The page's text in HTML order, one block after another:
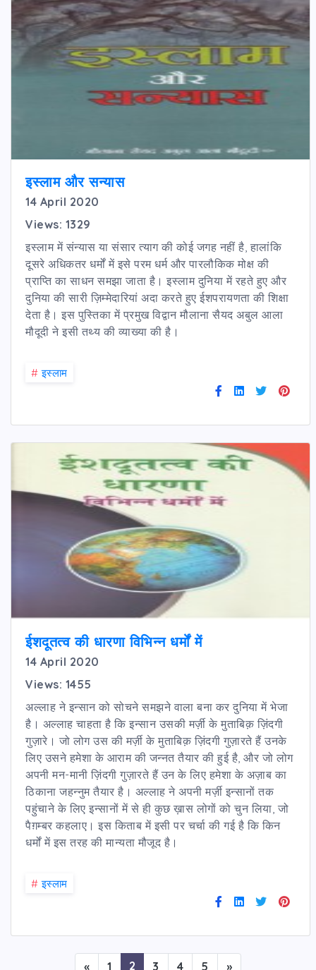
इस्लाम और सन्यास
14 April 2020
Views: 1329
इस्लाम में संन्यास या संसार त्याग की कोई जगह नहीं है, हालांकि
दूसरे अधिकतर धर्मों में इसे परम धर्म और पारलौकिक मोक्ष की
प्राप्ति का साधन समझा जाता है। इस्लाम दुनिया में रहते हुए और
दुनिया की सारी ज़िम्मेदारियां अदा करते हुए ईशपरायणता की शिक्षा
देता है। इस पुस्तिका में प्रमुख विद्वान मौलाना सैयद अबुल आला
मौदूदी ने इसी तथ्य की व्याख्या की है।
# इस्लाम
ईशदूतत्व की धारणा विभिन्न धर्मों में
14 April 2020
Views: 1455
अल्लाह ने इन्सान को सोचने समझने वाला बना कर दुनिया में भेजा
है। अल्लाह चाहता है कि इन्सान उसकी मर्ज़ी के मुताबिक़ ज़िंदगी
गुज़ारे। जो लोग उस की मर्ज़ी के मुताबिक़ ज़िंदगी गुज़ारते हैं उनके
लिए उसने हमेशा के आराम की जन्नत तैयार की हुई है, और जो लोग
अपनी मन-मानी ज़िंदगी गुज़ारते हैं उन के लिए हमेशा के अज़ाब का
ठिकाना जहन्नुम तैयार है। अल्लाह ने अपनी मर्ज़ी इन्सानों तक
पहुंचाने के लिए इन्सानों में से ही कुछ ख़ास लोगों को चुन लिया, जो
पैग़म्बर कहलाए। इस किताब में इसी पर चर्चा की गई है कि किन
धर्मों में इस तरह की मान्यता मौजूद है।
# इस्लाम
« 1 2 3 4 5 »